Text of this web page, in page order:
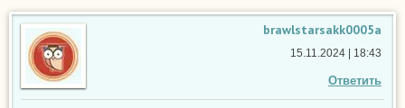
brawlstarsakk0005a
Ответить
15.11.2024 | 18:43